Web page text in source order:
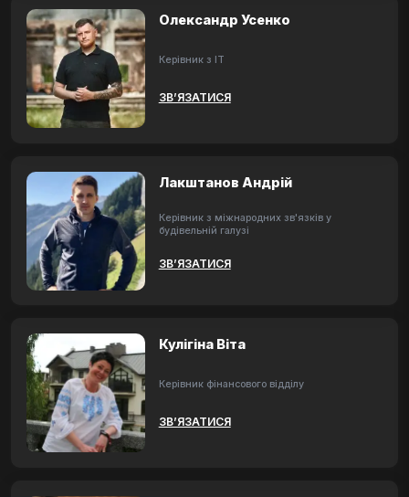
Олександр Усенко
Керівник з ІТ
ЗВ’ЯЗАТИСЯ
Лакштанов Андрій
Керівник з міжнародних зв'язків у
будівельній галузі
ЗВ’ЯЗАТИСЯ
Кулігіна Віта
Керівник фінансового відділу
ЗВ’ЯЗАТИСЯ